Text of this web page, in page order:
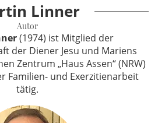
Linner
Autor
(1974) ist Mitglied der
der Diener Jesu und Mariens
Zentrum „Haus Assen“ (NRW)
Familien- und Exerzitienarbeit
tätig.